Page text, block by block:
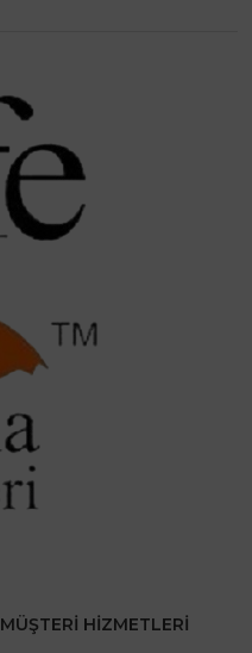
MÜŞTERI HIZMETLERI